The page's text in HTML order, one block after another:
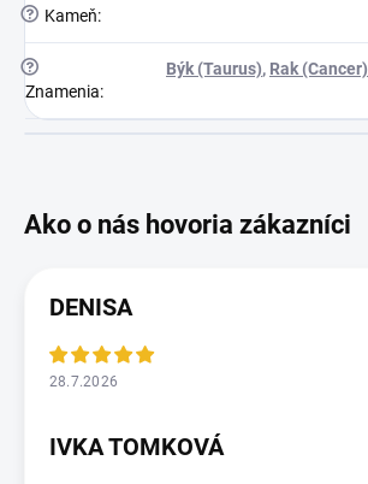
? Kameň:
?
Znamenia:
Býk (Taurus), Rak (Cancer)
DENISA
28.7.2026
IVKA TOMKOVÁ